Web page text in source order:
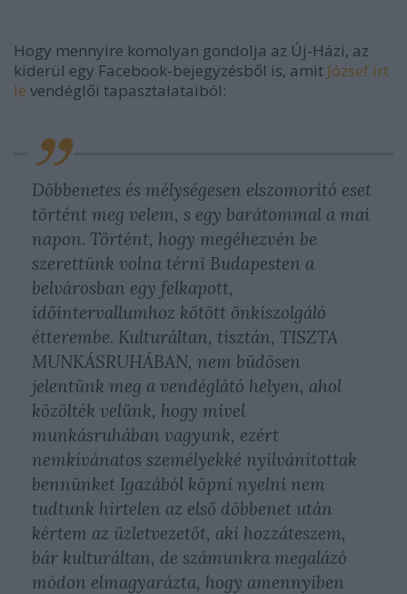
Hogy mennyire komolyan gondolja az Új-Házi, az
kiderül egy Facebook-bejegyzésből is, amit József írt
le vendéglői tapasztalataiból:
Döbbenetes és mélységesen elszomorító eset
történt meg velem, s egy barátommal a mai
napon. Történt, hogy megéhezvén be
szerettünk volna térni Budapesten a
belvárosban egy felkapott,
időintervallumhoz kötött önkiszolgáló
étterembe. Kulturáltan, tisztán, TISZTA
MUNKÁSRUHÁBAN, nem büdösen
jelentünk meg a vendéglátó helyen, ahol
közölték velünk, hogy mivel
munkásruhában vagyunk, ezért
nemkívánatos személyekké nyilvánítottak
bennünket Igazából köpni nyelni nem
tudtunk hirtelen az első döbbenet után
kértem az üzletvezetőt, aki hozzáteszem,
bár kulturáltan, de számunkra megalázó
módon elmagyarázta, hogy amennyiben